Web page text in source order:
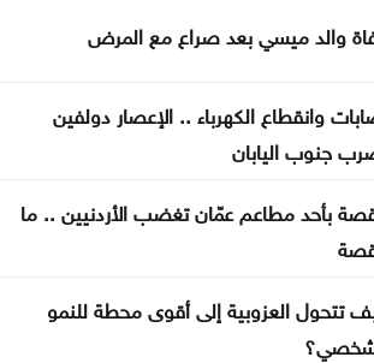
مشروع سكة العقبة ستسجل باسم
إنجاز .. وحفل سيبقى محفورا في
ضروريًا: كيف تُنتَج اللامبالاة
والد ميسي بعد صراع مع المرض
وانقطاع الكهرباء .. الإعصار دولفين
جنوب اليابان
بأحد مطاعم عمّان تغضب الأردنيين .. ما
تتحول العزوبية إلى أقوى محطة للنمو